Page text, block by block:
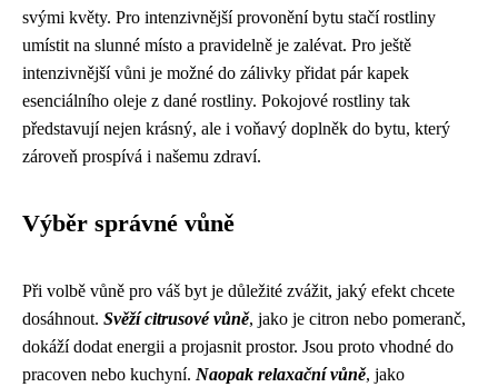
svými květy. Pro intenzivnější provonění bytu stačí rostliny
umístit na slunné místo a pravidelně je zalévat. Pro ještě
intenzivnější vůni je možné do zálivky přidat pár kapek
esenciálního oleje z dané rostliny. Pokojové rostliny tak
představují nejen krásný, ale i voňavý doplněk do bytu, který
zároveň prospívá i našemu zdraví.
Výběr správné vůně
Při volbě vůně pro váš byt je důležité zvážit, jaký efekt chcete
dosáhnout. Svěží citrusové vůně, jako je citron nebo pomeranč,
dokáží dodat energii a projasnit prostor. Jsou proto vhodné do
pracoven nebo kuchyní. Naopak relaxační vůně, jako